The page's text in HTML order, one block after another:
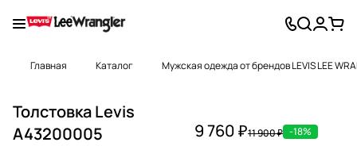
Главная Каталог Мужская одежда от брендов LEVIS LEE
Толстовка Levis
A43200005
9 760 ₽11 900 ₽ -18%